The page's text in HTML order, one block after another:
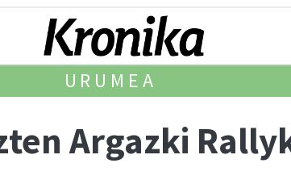
URUMEA
Argazki